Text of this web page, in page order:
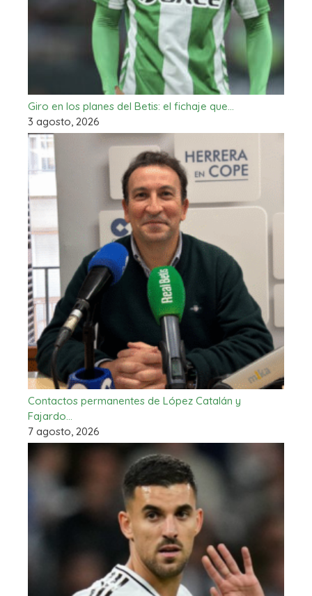
Giro en los planes del Betis: el fichaje que…
3 agosto, 2026
Contactos permanentes de López Catalán y
Fajardo…
7 agosto, 2026